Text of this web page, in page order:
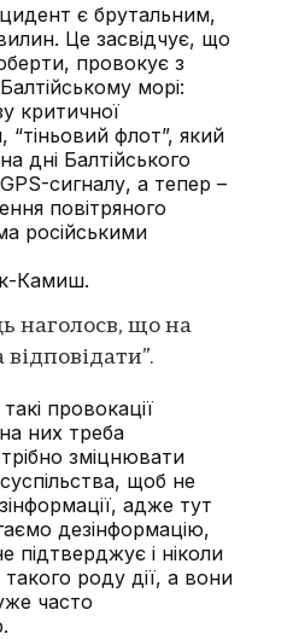
є брутальним,
Це засвідчує, що
провокує з
морі:
критичної
“тіньовий флот”, який
дні Балтійського
сигналу, а тепер –
повітряного
російськими
Камиш.
наголосв, що на
провокації
них треба
зміцнювати
суспільства, щоб не
адже тут
дезінформацію,
підтверджує і ніколи
роду дії, а вони
часто